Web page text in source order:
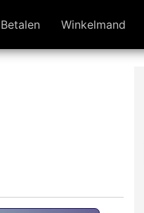
Betalen Winkelmand